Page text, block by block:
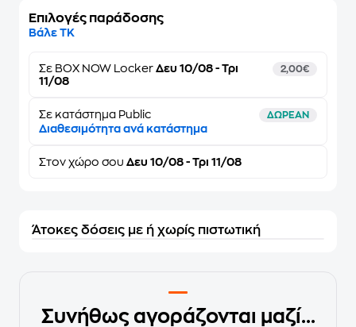
Επιλογές παράδοσης
Βάλε ΤΚ
Σε BOX NOW Locker Δευ 10/08 - Τρι
11/08
2,00€
Σε κατάστημα Public ΔΩΡΕΑΝ
Διαθεσιμότητα ανά κατάστημα
Στον χώρο σου Δευ 10/08 - Τρι 11/08
Άτοκες δόσεις με ή χωρίς πιστωτική
Συνήθως αγοράζονται μαζί...